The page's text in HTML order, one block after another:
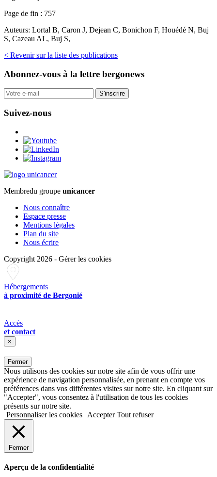
Page de fin : 757
Auteurs: Lortal B, Caron J, Dejean C, Bonichon F, Houédé N, Buj
S, Cazeau AL, Buj S,
< Revenir sur la liste des publications
Abonnez-vous à la lettre bergonews
S'inscrire
Suivez-nous
Membredu groupe unicancer
Nous connaître
Espace presse
Mentions légales
Plan du site
Nous écrire
Copyright 2026 - Gérer les cookies
Hébergements
à proximité de Bergonié
Accès
et contact
×
Fermer
Nous utilisons des cookies sur notre site afin de vous offrir une
expérience de navigation personnalisée, en prenant en compte vos
préférences dans vos différentes visites sur notre site. En cliquant sur
"Accepter", vous consentez à l'utilisation de tous les cookies
présents sur notre site.
Personnaliser les cookies
Accepter Tout refuser
Fermer
Aperçu de la confidentialité